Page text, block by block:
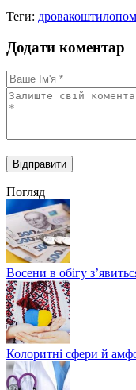
Теги: дровакошти
Додати коментар
Погляд
Восени в обігу
Колоритні сфери й